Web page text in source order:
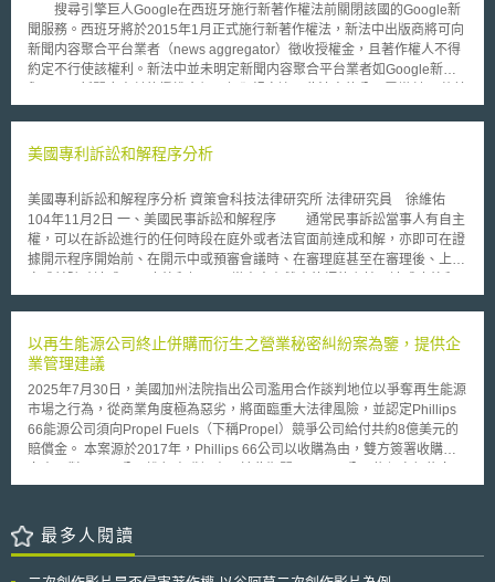
場不當作法：包含哪些情況未取得消費者「明確知情同意」便逕行收費，以
及如何阻礙消費者取消訂閱等。 (3)可能的監管方式：修訂現行規則、訂立
新法，或實施替代方案（例如教育消費者和企業如何避免「默示同意」行銷
行為）。 FTC已於2026年4月13日完成首輪意見徵集，後續將評估是否提
支付費用。
搜尋引擎巨人Google在西班牙施行新著作權法前關閉該國的Google新
聞服務。西班牙將於2015年1月正式施行新著作權法，新法中出版商將可向
新聞内容聚合平台業者（news aggregator）徵收授權金，且著作權人不得
約定不行使該權利。新法中並未明定新聞内容聚合平台業者如Google新聞
金的罰款。 近年來，歐盟各國如德國、法國相繼推行新著作權法，讓
商約定不行使該權利作爲因應措施。而由於西班牙此次的新法規定著作權人
哪怕它只是一則小小的摘要。Google新聞的總監Richard Gingras表示
Google新聞並未含任何廣告亦無實際盈利；相反地，該服務為出版商帶來
超過百萬的讀者流量。新法規的施行將增加Google新聞的營運成本，因此
才在新法規施行前關閉西班牙版本的Google新聞服務。 此舉將造成當
事件，以保護人民與企業的權利。 新法施行在即，究竟Google新聞的
關閉會對此次西班牙新著作權法的施行造成何種影響值得後續關注。
美國專利訴訟和解程序分析
美國專利訴訟和解程序分析 資策會科技法律研究所 法律研究員 徐維佑
104年11月2日 一、美國民事訴訟和解程序 通常民事訴訟當事人有自主
權，可以在訴訟進行的任何時段在庭外或者法官面前達成和解，亦即可在證
據開示程序開始前、在開示中或預審會議時、在審理庭甚至在審理後、上訴
解，根據美國聯邦民事訴訟規則第41條規定，向法院提出雙方當事人簽署的
定能否就同一事項再次提出訴訟。 2.訴訟上和解 美國聯邦民事訴訟規
則第69條規定，在審理前或裁判責任金額前，任一方當事人可向法院申請合
合意判決標的重複起訴。 二、美國專利訴訟和解協議方式 美國專利侵
權訴訟，為避免被告提出專利無效抗辯或提出反訴，亦即向法院請求宣告原
告專利權無效、或是拿自己的專利反控原告。美國專利訴訟案件大多以和解
收場；而和解方式多協議以專利授權並由被告支付授權金、原告被告以彼此
訴權起訴對造。這種協議並不消滅訴因；而且即使當事人在協議中沒有作特
別保留，他也可以繼續追究其他共同侵權人的責任。 三、免訴條款之範圍
與效果 美國訴訟和解如前所述，雙方需達成書面協議，根據美國聯邦
以再生能源公司終止併購而衍生之營業秘密糾紛案為鑒，提供企
業管理建議
2025年7月30日，美國加州法院指出公司濫用合作談判地位以爭奪再生能源
市場之行為，從商業角度極為惡劣，將面臨重大法律風險，並認定Phillips
66能源公司須向Propel Fuels（下稱Propel）競爭公司給付共約8億美元的
賠償金。 本案源於2017年，Phillips 66公司以收購為由，雙方簽署收購意
Phillips 66公司揭露其再生柴油專屬策略與資訊，Phillips 66公司並從
公司突然終止收購並於下一工作日向加州監管機構宣布其將加入加州再生能
源市場，2019年正式銷售高混合可再生柴油。 2022年2月16日，Propel公
最多人閱讀